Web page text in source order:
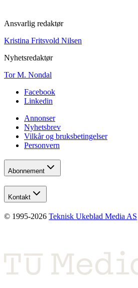
Ansvarlig redaktør
Kristina Fritsvold Nilsen
Nyhetsredaktør
Tor M. Nondal
Facebook
Linkedin
Annonser
Nyhetsbrev
Vilkår og bruksbetingelser
Personvern
Abonnement
Kontakt
© 1995-2026 Teknisk Ukeblad Media AS